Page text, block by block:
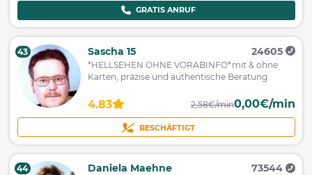
GRATIS ANRUF
43 Sascha 15 24605
*HELLSEHEN OHNE VORABINFO*mit & ohne
Karten, präzise und authentische Beratung
4.83 2,58€/min0,00€/min
BESCHÄFTIGT
44 Daniela Maehne 73544